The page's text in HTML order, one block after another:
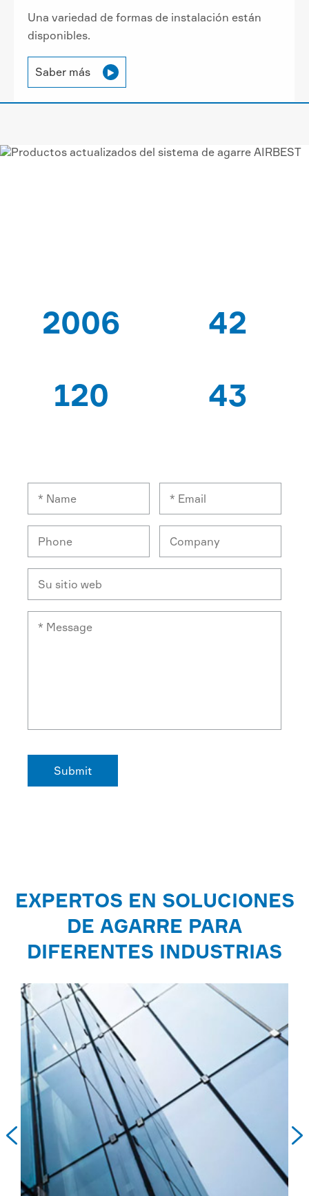
Una variedad de formas de instalación están
disponibles.
Saber más 
2006 42
120 43
EXPERTOS EN SOLUCIONES
DE AGARRE PARA
DIFERENTES INDUSTRIAS
 